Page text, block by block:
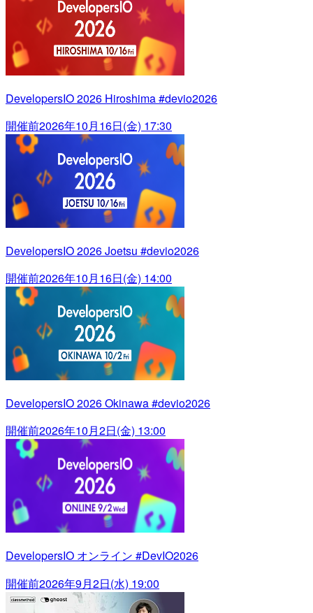
DevelopersIO 2026 Hiroshima #devio2026
開催前2026年10月16日(金) 17:30
DevelopersIO 2026 Joetsu #devio2026
開催前2026年10月16日(金) 14:00
DevelopersIO 2026 Okinawa #devio2026
開催前2026年10月2日(金) 13:00
DevelopersIO オンライン #DevIO2026
開催前2026年9月2日(水) 19:00